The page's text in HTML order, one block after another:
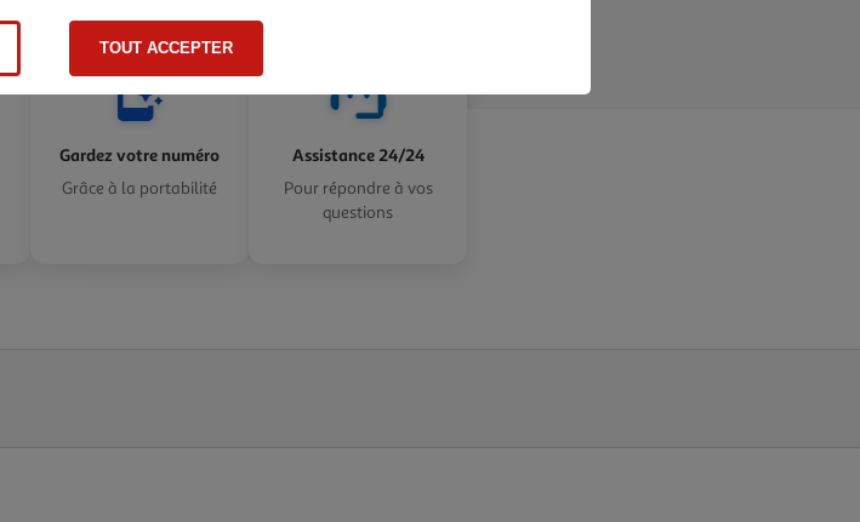
Gardez votre numéro
Grâce à la portabilité
Assistance 24/24
Pour répondre à vos
questions
TOUT ACCEPTER